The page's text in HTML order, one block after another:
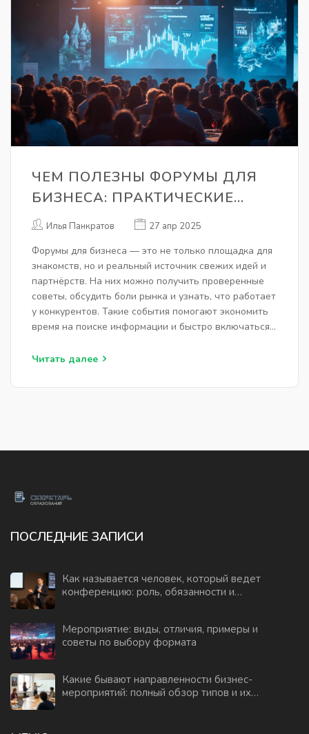
ЧЕМ ПОЛЕЗНЫ ФОРУМЫ ДЛЯ
БИЗНЕСА: ПРАКТИЧЕСКИЕ
ПРИМЕРЫ И СОВЕТЫ
Илья Панкратов 27 апр 2025
Форумы для бизнеса — это не только площадка для
знакомств, но и реальный источник свежих идей и
партнёрств. На них можно получить проверенные
советы, обсудить боли рынка и узнать, что работает
у конкурентов. Такие события помогают экономить
время на поиске информации и быстро включаться
объединяют предпринимателей с разным опытом,
практичными. Именно на форумах часто рождаются
Читать далее
ПОСЛЕДНИЕ ЗАПИСИ
Как называется человек, который ведет
конференцию: роль, обязанности и
Мероприятие: виды, отличия, примеры и
советы по выбору формата
Какие бывают направленности бизнес-
мероприятий: полный обзор типов и их